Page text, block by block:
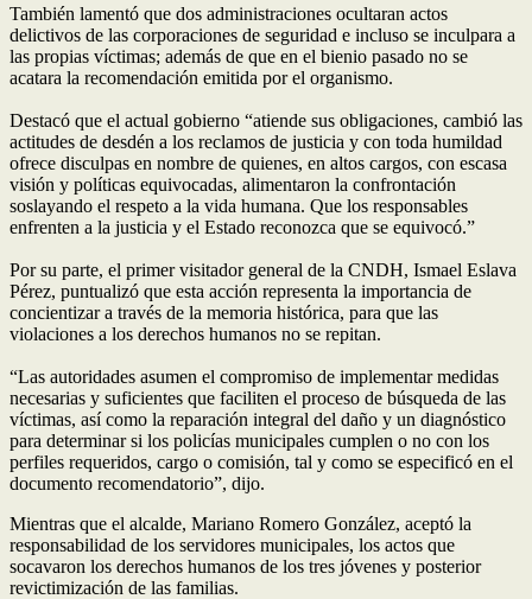
También lamentó que dos administraciones ocultaran actos
delictivos de las corporaciones de seguridad e incluso se inculpara a
las propias víctimas; además de que en el bienio pasado no se
acatara la recomendación emitida por el organismo.
Destacó que el actual gobierno “atiende sus obligaciones, cambió las
actitudes de desdén a los reclamos de justicia y con toda humildad
ofrece disculpas en nombre de quienes, en altos cargos, con escasa
visión y políticas equivocadas, alimentaron la confrontación
soslayando el respeto a la vida humana. Que los responsables
enfrenten a la justicia y el Estado reconozca que se equivocó.”
Por su parte, el primer visitador general de la CNDH, Ismael Eslava
Pérez, puntualizó que esta acción representa la importancia de
concientizar a través de la memoria histórica, para que las
violaciones a los derechos humanos no se repitan.
“Las autoridades asumen el compromiso de implementar medidas
necesarias y suficientes que faciliten el proceso de búsqueda de las
víctimas, así como la reparación integral del daño y un diagnóstico
para determinar si los policías municipales cumplen o no con los
perfiles requeridos, cargo o comisión, tal y como se especificó en el
documento recomendatorio”, dijo.
Mientras que el alcalde, Mariano Romero González, aceptó la
responsabilidad de los servidores municipales, los actos que
socavaron los derechos humanos de los tres jóvenes y posterior
revictimización de las familias.